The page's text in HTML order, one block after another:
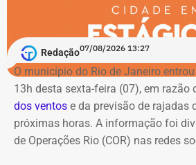
Albuquerque, professora da
Bahia (UFBA), descobriram no
doscumentos que comprovam que
advogado e jornalista Luiz Gama,
abolicionistas do Brasil no século
O Cristo Redentor também será
homenagem aos 20 anos da Lei
Como buscar ajuda
Ligue 180 – Central de Atendimento
Aplicativo Rede Mulher
Redação07/08/2026 13:27
O município do Rio de Janeiro
13h desta sexta-feira (07), em razão
dos ventos e da previsão de rajadas
próximas horas. A informação foi
de Operações Rio (COR) nas redes